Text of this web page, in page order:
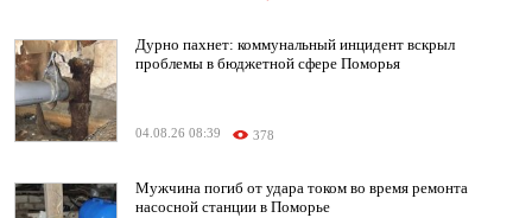
Дурно пахнет: коммунальный инцидент вскрыл
проблемы в бюджетной сфере Поморья
04.08.26 08:39 378
Мужчина погиб от удара током во время ремонта
насосной станции в Поморье